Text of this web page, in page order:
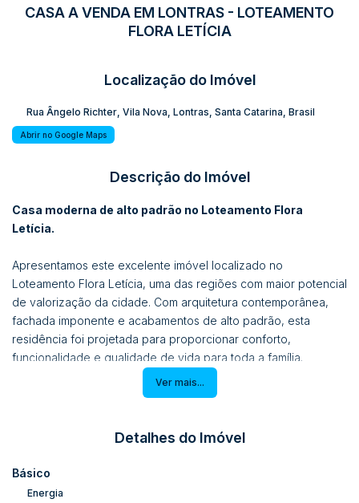
CASA A VENDA EM LONTRAS - LOTEAMENTO
FLORA LETÍCIA
Localização do Imóvel
Rua Ângelo Richter Vila Nova Lontras Santa Catarina Brasil
Abrir no Google Maps
Descrição do Imóvel
Casa moderna de alto padrão no Loteamento Flora
Letícia.
Apresentamos este excelente imóvel localizado no
Loteamento Flora Letícia, uma das regiões com maior potencial
de valorização da cidade. Com arquitetura contemporânea,
fachada imponente e acabamentos de alto padrão, esta
residência foi projetada para proporcionar conforto,
funcionalidade e qualidade de vida para toda a família.
Construída sobre um terreno de 360,00 m²
bem iluminados e integrados.
Características do imóvel:
02 dormitórios, sendo 01 com acesso direto à área externa;
Ver mais...
Detalhes do Imóvel
Básico
Energia